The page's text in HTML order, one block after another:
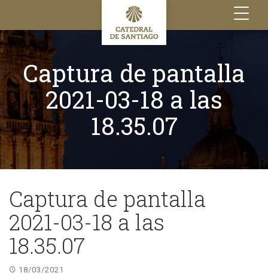
Toggle
navigation
Captura de pantalla
2021-03-18 a las
18.35.07
Captura de pantalla
2021-03-18 a las
18.35.07
18/03/2021